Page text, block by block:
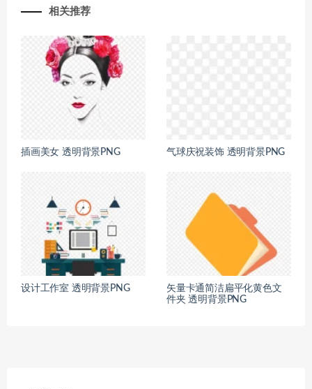
相关推荐
插画美女 透明背景PNG 气球庆祝装饰 透明背景PNG
设计工作室 透明背景PNG
矢量卡通简洁扁平化黄色文
件夹 透明背景PNG